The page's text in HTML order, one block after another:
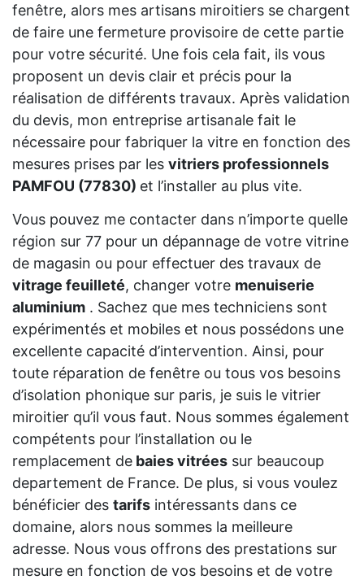
fenêtre, alors mes artisans miroitiers se chargent
de faire une fermeture provisoire de cette partie
pour votre sécurité. Une fois cela fait, ils vous
proposent un devis clair et précis pour la
réalisation de différents travaux. Après validation
du devis, mon entreprise artisanale fait le
nécessaire pour fabriquer la vitre en fonction des
mesures prises par les vitriers professionnels
PAMFOU (77830) et l’installer au plus vite.
Vous pouvez me contacter dans n’importe quelle
région sur 77 pour un dépannage de votre vitrine
de magasin ou pour effectuer des travaux de
vitrage feuilleté, changer votre menuiserie
aluminium . Sachez que mes techniciens sont
expérimentés et mobiles et nous possédons une
excellente capacité d’intervention. Ainsi, pour
toute réparation de fenêtre ou tous vos besoins
d’isolation phonique sur paris, je suis le vitrier
miroitier qu’il vous faut. Nous sommes également
compétents pour l’installation ou le
remplacement de baies vitrées sur beaucoup
departement de France. De plus, si vous voulez
bénéficier des tarifs intéressants dans ce
domaine, alors nous sommes la meilleure
adresse. Nous vous offrons des prestations sur
mesure en fonction de vos besoins et de votre